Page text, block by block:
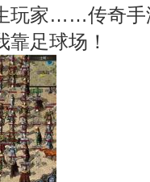
玩家……传奇手
足球场！